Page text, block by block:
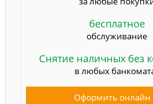
бесплатное
обслуживание
Снятие наличных без
в любых
Оформить онлайн